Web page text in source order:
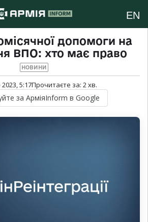
EN
допомоги на
ВПО: хто має право
НОВИНИ
5:17Прочитаєте за: 2хв.
за АрміяInform в Google